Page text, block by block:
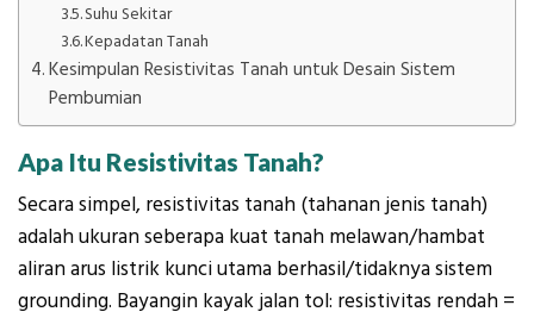
Suhu Sekitar
Kepadatan Tanah
Kesimpulan Resistivitas Tanah untuk Desain Sistem
Pembumian
Apa Itu Resistivitas Tanah?
Secara simpel, resistivitas tanah (tahanan jenis tanah)
adalah ukuran seberapa kuat tanah melawan/hambat
aliran arus listrik kunci utama berhasil/tidaknya sistem
grounding. Bayangin kayak jalan tol: resistivitas rendah =